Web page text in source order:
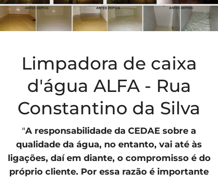
Limpadora de caixa
d'água ALFA - Rua
Constantino da Silva
"A responsabilidade da CEDAE sobre a
qualidade da água, no entanto, vai até às
ligações, daí em diante, o compromisso é do
próprio cliente. Por essa razão é importante